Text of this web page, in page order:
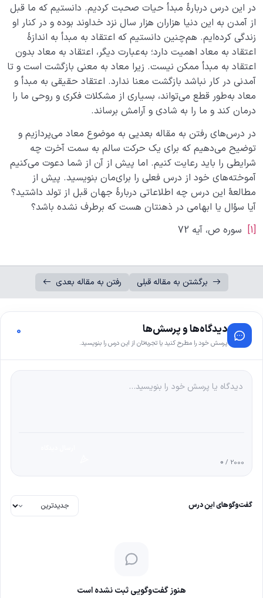
در این درس دربارۀ مبدأ حیات صحبت کردیم. دانستیم که ما قبل
از آمدن به این دنیا هزاران هزار سال نزد خداوند بوده و در کنار او
زندگی کرده‌ایم. هم‌چنین دانستیم که اعتقاد به مبدأ به اندازۀ
اعتقاد به معاد اهمیت دارد؛ به‌عبارت دیگر، اعتقاد به معاد بدون
اعتقاد به مبدأ ممکن نیست. زیرا معاد به معنی بازگشت است و تا
آمدنی در کار نباشد بازگشت معنا ندارد. اعتقاد حقیقی به مبدأ و
معاد به‌طور قطع می‌تواند، بسیاری از مشکلات فکری و روحی ما را
درمان کند و ما را به شادی و آرامش برساند.
در درس‌های رفتن به مقاله بعدیی به موضوع معاد می‌پردازیم و
توضیح می‌دهیم که برای یک حرکت سالم به سمت آخرت چه
شرایطی را باید رعایت کنیم. اما پیش از آن از شما دعوت می‌کنیم
آموخته‌های خود از درس فعلی را برای‌مان بنویسید. پیش از
مطالعۀ این درس چه اطلاعاتی دربارۀ جهان قبل از تولد داشتید؟
آیا سؤال یا ابهامی در ذهنتان هست که برطرف نشده باشد؟
[1]
سوره ص، آیه 72
برگشتن به مقاله قبلی رفتن به مقاله بعدی
دیدگاه‌ها و پرسش‌ها
پرسش خود را مطرح کنید یا تجربه‌تان از این درس را بنویسید.
0
0 / 2000
گفت‌وگوهای این درس
هنوز گفت‌وگویی ثبت نشده است